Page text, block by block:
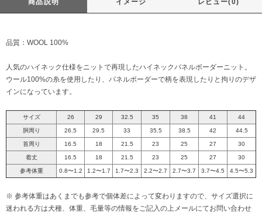
品質：WOOL 100%
人気のハイネック仕様をニットで再現したハイネックパネルボーダーニット。
ウール100%の糸を使用したり、パネルボーダーで柄を表現したりと拘りのデザ
インになっています。
サイズ 26 29 32.5 35 38 41 44
胴周り 26.5 29.5 33 35.5 38.5 42 44.5
首周り 16.5 18 21.5 23 25 27 30
着丈 16.5 18 21.5 23 25 27 30
参考体重 0.8〜1.2 1.2〜1.7 1.7〜2.3 2.2〜2.7 2.7〜3.7 3.7〜4.5 4.5〜5.3
※ 参考体重はあくまでも参考で個体差によって変わりますので、サイズ選択に
迷われる方は犬種、体重、毛量等の情報をご記入の上メールにてお問い合わせ